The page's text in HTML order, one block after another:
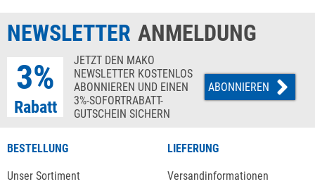
NEWSLETTER ANMELDUNG
3%
Rabatt
JETZT DEN MAKO
NEWSLETTER KOSTENLOS
ABONNIEREN UND EINEN
3%-SOFORTRABATT-
GUTSCHEIN SICHERN
ABONNIEREN
BESTELLUNG
Unser Sortiment
LIEFERUNG
Versandinformationen